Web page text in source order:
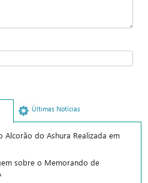
Últimas Notícias
Alcorão do Ashura Realizada em
sobre o Memorando de